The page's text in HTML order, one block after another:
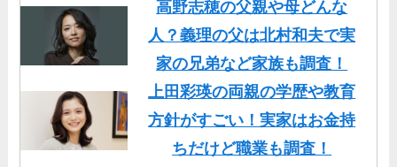
高野志穂の父親や母どんな
人？義理の父は北村和夫で実
家の兄弟など家族も調査！
上田彩瑛の両親の学歴や教育
方針がすごい！実家はお金持
ちだけど職業も調査！